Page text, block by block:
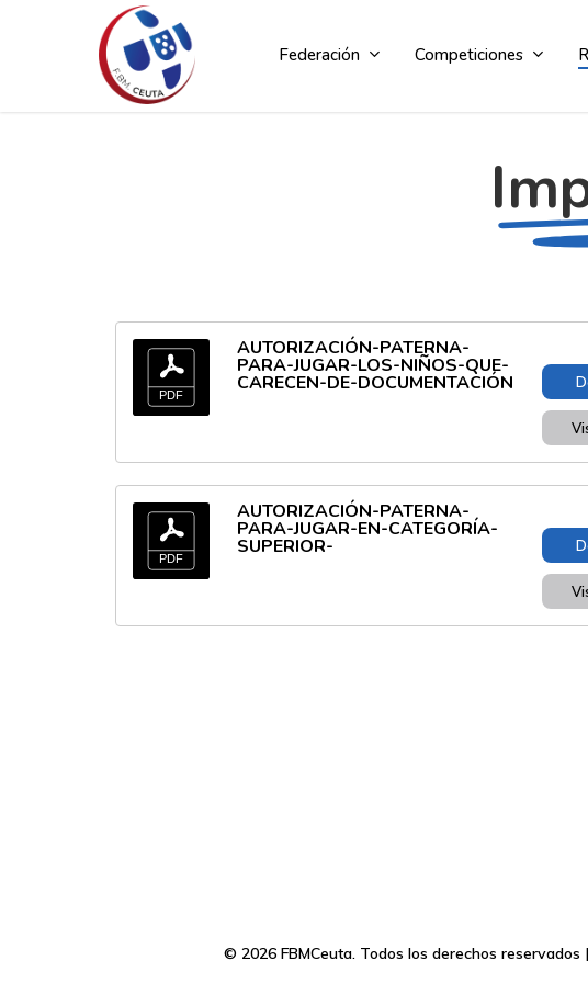
Federación Competiciones
AUTORIZACIÓN-PATERNA-
PARA-JUGAR-LOS-NIÑOS-QUE-
CARECEN-DE-DOCUMENTACIÓN
AUTORIZACIÓN-PATERNA-
PARA-JUGAR-EN-CATEGORÍA-
SUPERIOR-
© 2026 FBMCeuta. Todos los derechos reservados |